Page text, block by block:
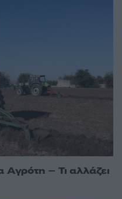
– Τι αλλάζει